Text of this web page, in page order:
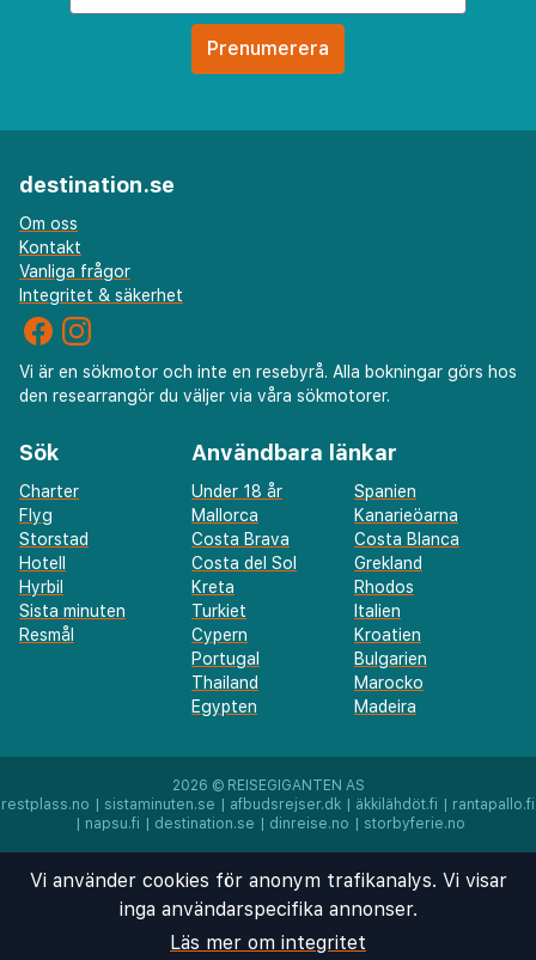
destination.se
Om oss
Kontakt
Vanliga frågor
Integritet & säkerhet
Vi är en sökmotor och inte en resebyrå. Alla bokningar görs hos
den researrangör du väljer via våra sökmotorer.
Sök
Charter
Flyg
Storstad
Hotell
Hyrbil
Sista minuten
Resmål
Användbara länkar
Under 18 år
Spanien
Mallorca
Kanarieöarna
Costa Brava
Costa Blanca
Costa del Sol
Grekland
Kreta
Rhodos
Turkiet
Italien
Cypern
Kroatien
Portugal
Bulgarien
Thailand
Marocko
Egypten
Madeira
2026 © REISEGIGANTEN AS
restplass.no
sistaminuten.se afbudsrejser.dk äkkilähdöt.fi
rantapallo.fi
napsu.fi destination.se dinreise.no storbyferie.no
Vi använder cookies för anonym trafikanalys. Vi visar
inga användarspecifika annonser.
Läs mer om integritet